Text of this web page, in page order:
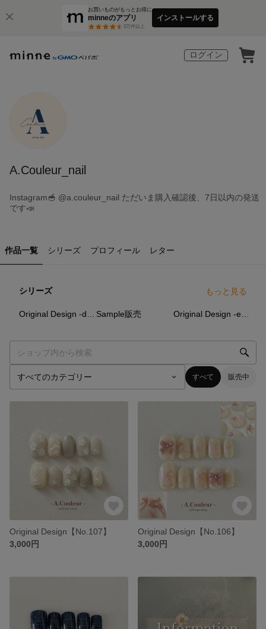
お買いものがもっとお得に
minneのアプリ
3万件以上
インストールする
ログイン
A.Couleur_nail
Instagram🥣 @a.couleur_nail ただいま購入確認後、7日以内の発送
です📣
作品一覧 シリーズ プロフィール レター
シリーズ もっと見る
Sample販売
すべて 販売中
Original Design【No.107】
3,000円
Original Design【No.106】
3,000円